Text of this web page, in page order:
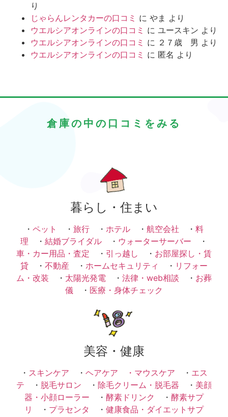
り
じゃらんレンタカーの口コミ に やま より
ウエルシアオンラインの口コミ に ユースキン より
ウエルシアオンラインの口コミ に ２７歳 男 より
ウエルシアオンラインの口コミ に 匿名 より
倉庫の中の口コミをみる
暮らし・住まい
・ ペット ・ 旅行 ・ ホテル ・ 航空会社 ・ 料
理 ・ 結婚ブライダル ・ ウォーターサーバー ・
車・カー用品・査定 ・ 引っ越し ・ お部屋探し・賃
貸 ・ 不動産 ・ ホームセキュリティ ・ リフォー
ム・改装 ・ 太陽光発電 ・ 法律・web相談 ・ お葬
儀 ・ 医療・身体チェック
美容・健康
・ スキンケア ・ ヘアケア ・ マウスケア ・ エス
テ ・ 脱毛サロン ・ 除毛クリーム・脱毛器 ・ 美顔
器・小顔ローラー ・ 酵素ドリンク ・ 酵素サプ
リ
・ プラセンタ ・ 健康食品・ダイエットサプ